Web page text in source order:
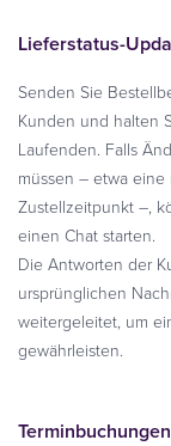
Lieferstatus-
Senden Sie
Kunden und halten
Laufenden. Falls
müssen – etwa
Zustellzeitpunkt –,
einen Chat starten.
Die Antworten der
ursprünglichen
weitergeleitet, um
gewährleisten.
Terminbuchungen